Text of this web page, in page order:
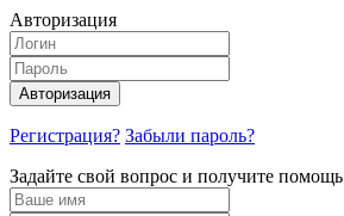
Авторизация
Авторизация
Регистрация? Забыли пароль?
Задайте свой вопрос и получите помощь